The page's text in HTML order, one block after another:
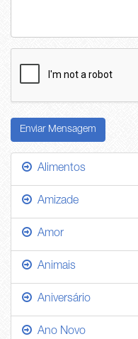
Enviar Mensagem
Alimentos
Amizade
Amor
Animais
Aniversário
Ano Novo